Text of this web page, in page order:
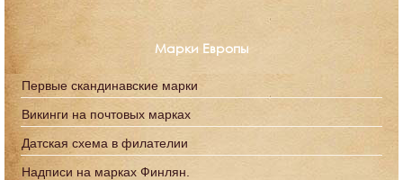
Марки Европы
Первые скандинавские марки
Викинги на почтовых марках
Датская схема в филателии
Надписи на марках Финлян.